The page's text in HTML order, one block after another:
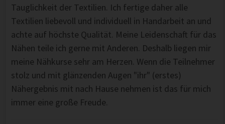
Tauglichkeit der Textilien. Ich fertige daher alle
Textilien liebevoll und individuell in Handarbeit an und
achte auf höchste Qualität. Meine Leidenschaft für das
Nähen teile ich gerne mit Anderen. Deshalb liegen mir
meine Nähkurse sehr am Herzen. Wenn die Teilnehmer
stolz und mit glänzenden Augen "ihr" (erstes)
Nähergebnis mit nach Hause nehmen ist das für mich
immer eine große Freude.